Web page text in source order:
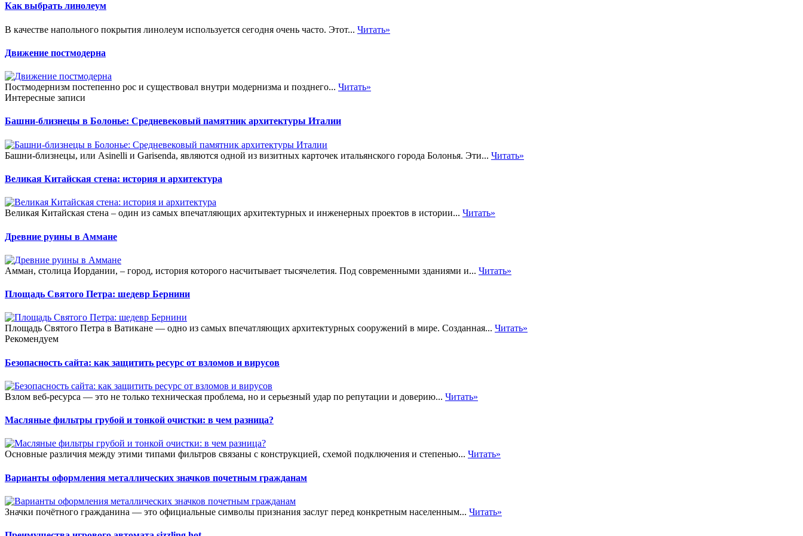
Как выбрать линолеум
В качестве напольного покрытия линолеум используется сегодня очень часто. Этот... Читать»
Движение постмодерна
Постмодернизм постепенно рос и существовал внутри модернизма и позднего... Читать»
Интересные записи
Башни-близнецы в Болонье: Средневековый памятник архитектуры Италии
Башни-близнецы, или Asinelli и Garisenda, являются одной из визитных карточек итальянского города Болонья. Эти... Читать»
Великая Китайская стена: история и архитектура
Великая Китайская стена – один из самых впечатляющих архитектурных и инженерных проектов в истории... Читать»
Древние руины в Аммане
Амман, столица Иордании, – город, история которого насчитывает тысячелетия. Под современными зданиями и... Читать»
Площадь Святого Петра: шедевр Бернини
Площадь Святого Петра в Ватикане — одно из самых впечатляющих архитектурных сооружений в мире. Созданная... Читать»
Рекомендуем
Безопасность сайта: как защитить ресурс от взломов и вирусов
Взлом веб-ресурса — это не только техническая проблема, но и серьезный удар по репутации и доверию... Читать»
Масляные фильтры грубой и тонкой очистки: в чем разница?
Основные различия между этими типами фильтров связаны с конструкцией, схемой подключения и степенью... Читать»
Варианты оформления металлических значков почетным гражданам
Значки почётного гражданина — это официальные символы признания заслуг перед конкретным населенным... Читать»